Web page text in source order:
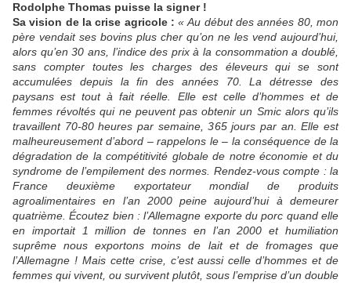
Rodolphe Thomas puisse la signer !
Sa vision de la crise agricole :« Au début des années 80, mon
père vendait ses bovins plus cher qu’on ne les vend aujourd’hui,
alors qu’en 30 ans, l’indice des prix à la consommation a doublé,
sans compter toutes les charges des éleveurs qui se sont
accumulées depuis la fin des années 70. La détresse des
paysans est tout à fait réelle. Elle est celle d’hommes et de
femmes révoltés qui ne peuvent pas obtenir un Smic alors qu’ils
travaillent 70-80 heures par semaine, 365 jours par an. Elle est
malheureusement d’abord – rappelons le – la conséquence de la
dégradation de la compétitivité globale de notre économie et du
syndrome de l’empilement des normes. Rendez-vous compte : la
France deuxième exportateur mondial de produits
agroalimentaires en l’an 2000 peine aujourd’hui à demeurer
quatrième. Écoutez bien : l’Allemagne exporte du porc quand elle
en importait 1 million de tonnes en l’an 2000 et humiliation
suprême nous exportons moins de lait et de fromages que
l’Allemagne ! Mais cette crise, c’est aussi celle d’hommes et de
femmes qui vivent, ou survivent plutôt, sous l’emprise d’un double